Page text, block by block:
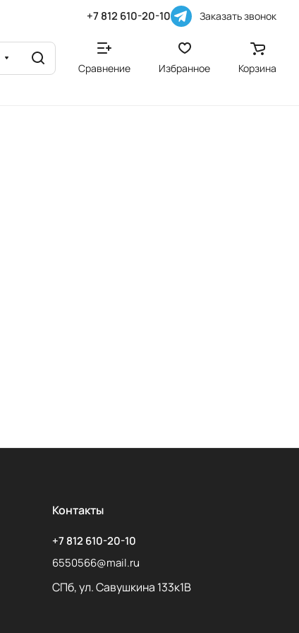
+7 812 610-20-10 Заказать звонок
Сравнение Избранное Корзина
Контакты
+7 812 610-20-10
6550566@mail.ru
СПб, ул. Савушкина 133к1В